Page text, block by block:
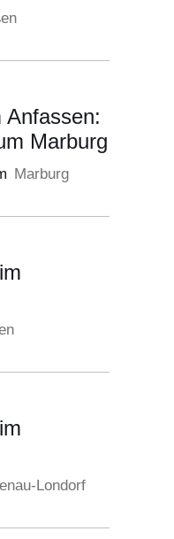
Anfassen:
Marburg
Marburg
Londorf